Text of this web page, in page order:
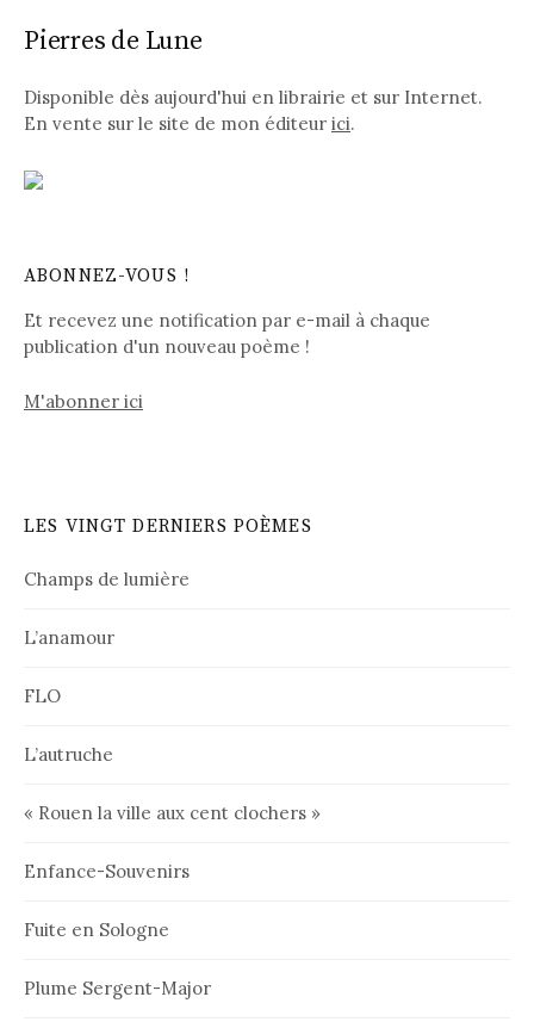
Pierres de Lune
Disponible dès aujourd'hui en librairie et sur Internet.
En vente sur le site de mon éditeur ici.
ABONNEZ-VOUS !
Et recevez une notification par e-mail à chaque
publication d'un nouveau poème !
M'abonner ici
LES VINGT DERNIERS POÈMES
Champs de lumière
L’anamour
FLO
L’autruche
« Rouen la ville aux cent clochers »
Enfance-Souvenirs
Fuite en Sologne
Plume Sergent-Major